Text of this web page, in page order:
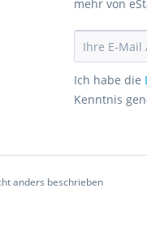
mehr von
Ich habe die
Kenntnis
anders beschrieben